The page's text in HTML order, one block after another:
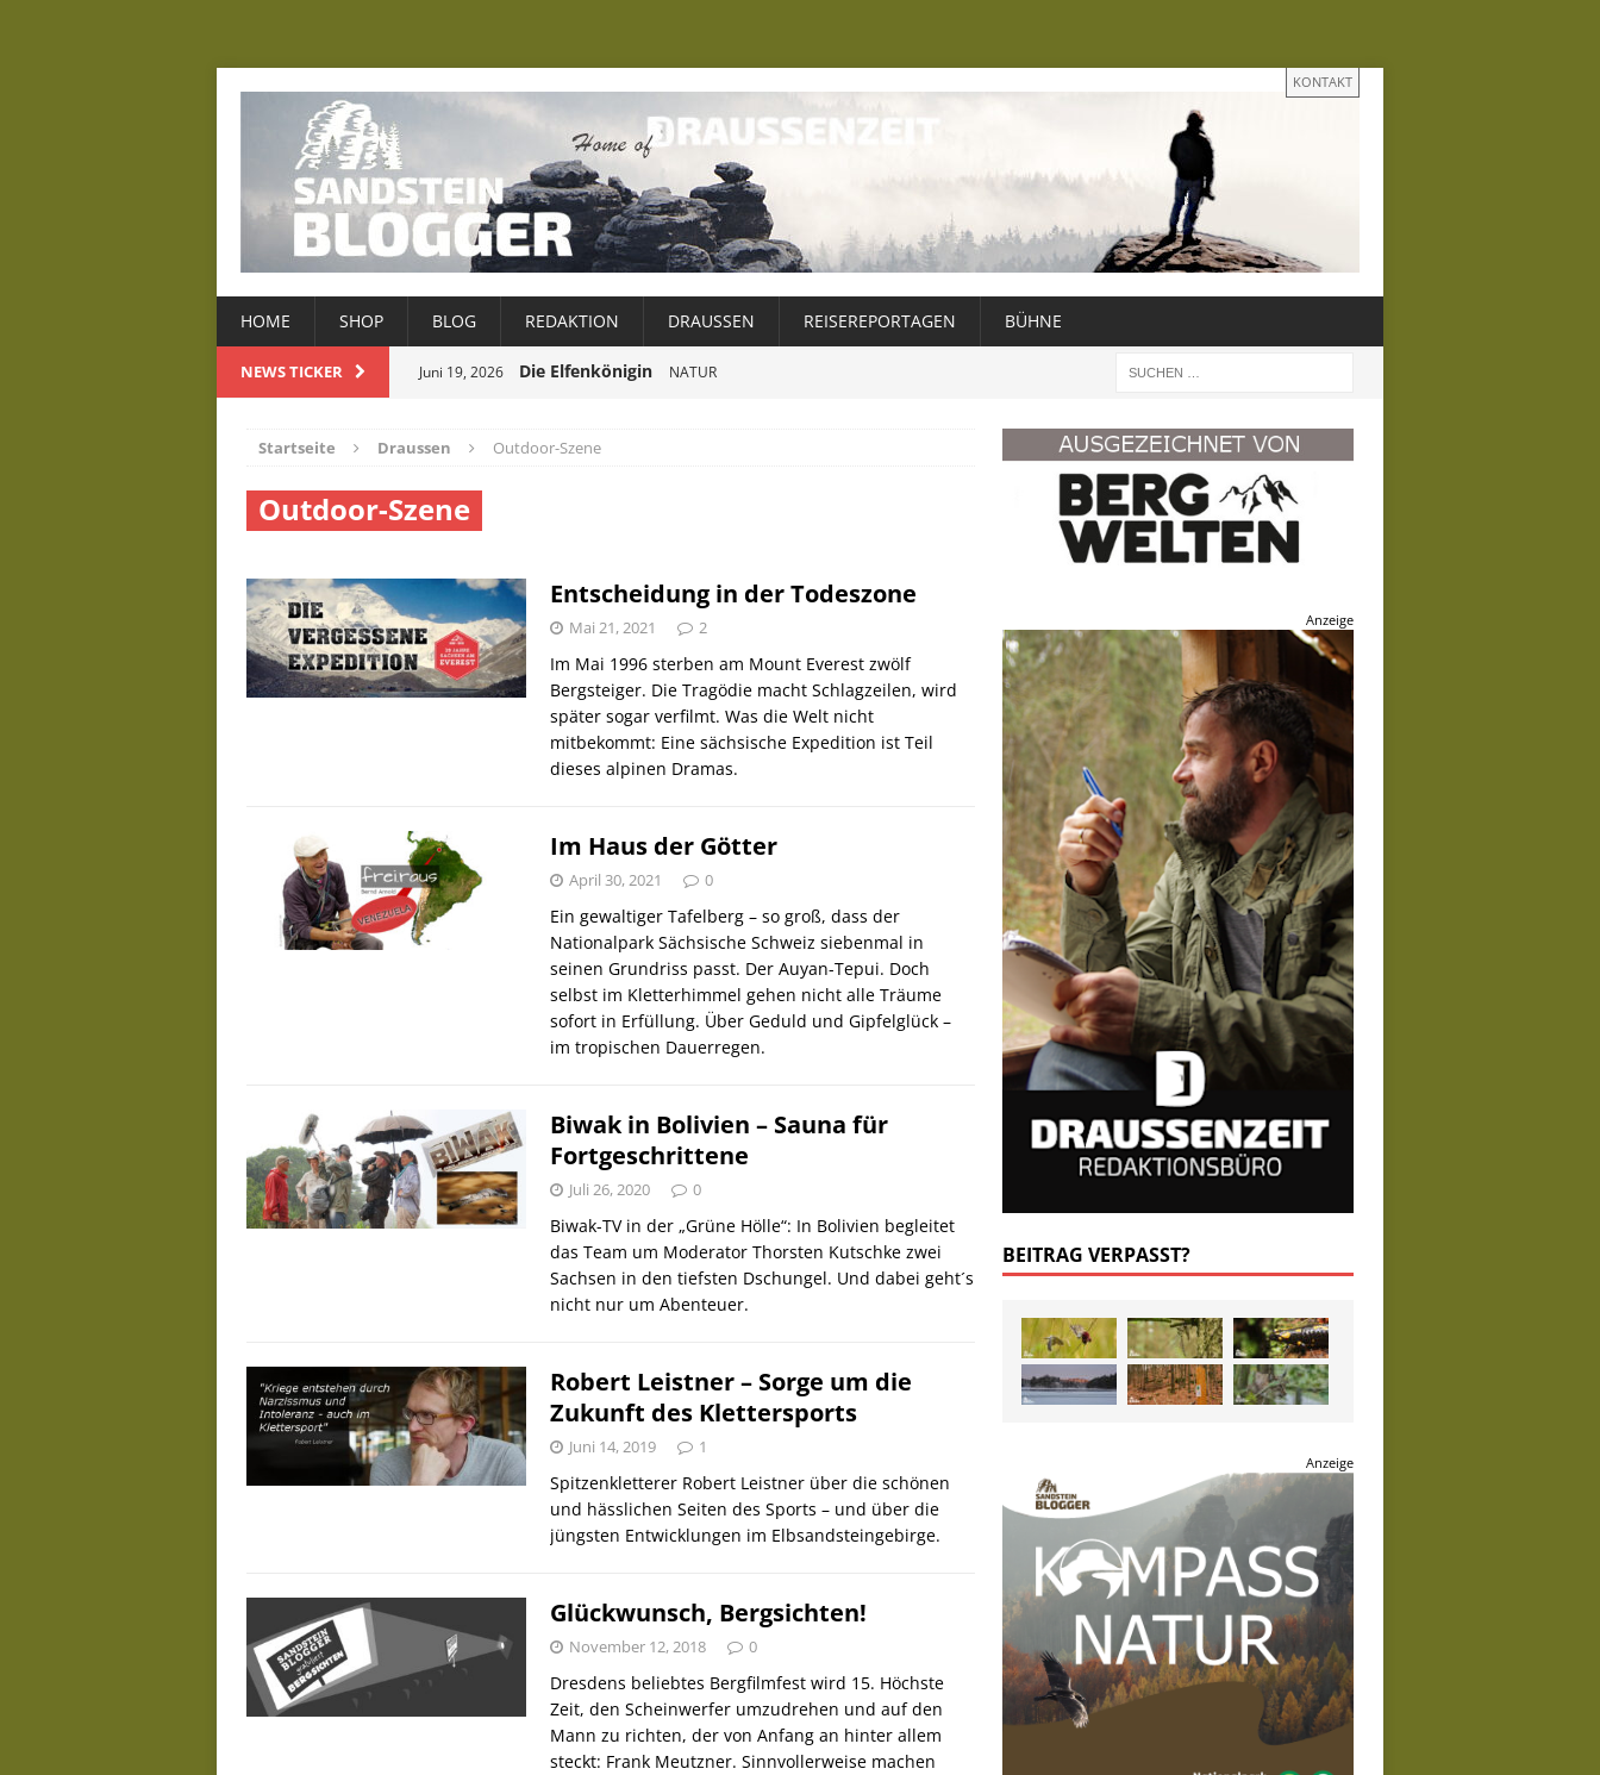
KONTAKT
HOME SHOP BLOG REDAKTION DRAUSSEN REISEREPORTAGEN BÜHNE
NEWS TICKER Juni 19, 2026 Die Elfenkönigin NATUR
Dezember 22, 2025
Startseite Draussen Outdoor-Szene
Outdoor-Szene
Entscheidung in der Todeszone
Mai 21, 2021 2
Im Mai 1996 sterben am Mount Everest zwölf
Bergsteiger. Die Tragödie macht Schlagzeilen, wird
später sogar verfilmt. Was die Welt nicht
mitbekommt: Eine sächsische Expedition ist Teil
dieses alpinen Dramas.
Im Haus der Götter
April 30, 2021 0
Ein gewaltiger Tafelberg – so groß, dass der
Nationalpark Sächsische Schweiz siebenmal in
seinen Grundriss passt. Der Auyan-Tepui. Doch
selbst im Kletterhimmel gehen nicht alle Träume
sofort in Erfüllung. Über Geduld und Gipfelglück –
im tropischen Dauerregen.
Biwak in Bolivien – Sauna für
Fortgeschrittene
Juli 26, 2020 0
Biwak-TV in der „Grüne Hölle“: In Bolivien begleitet
das Team um Moderator Thorsten Kutschke zwei
Sachsen in den tiefsten Dschungel. Und dabei geht´s
nicht nur um Abenteuer.
Robert Leistner – Sorge um die
Zukunft des Klettersports
Juni 14, 2019 1
Spitzenkletterer Robert Leistner über die schönen
und hässlichen Seiten des Sports – und über die
jüngsten Entwicklungen im Elbsandsteingebirge.
Glückwunsch, Bergsichten!
November 12, 2018 0
Dresdens beliebtes Bergfilmfest wird 15. Höchste
Zeit, den Scheinwerfer umzudrehen und auf den
Mann zu richten, der von Anfang an hinter allem
steckt: Frank Meutzner. Sinnvollerweise machen
Anzeige
BEITRAG VERPASST?
Anzeige